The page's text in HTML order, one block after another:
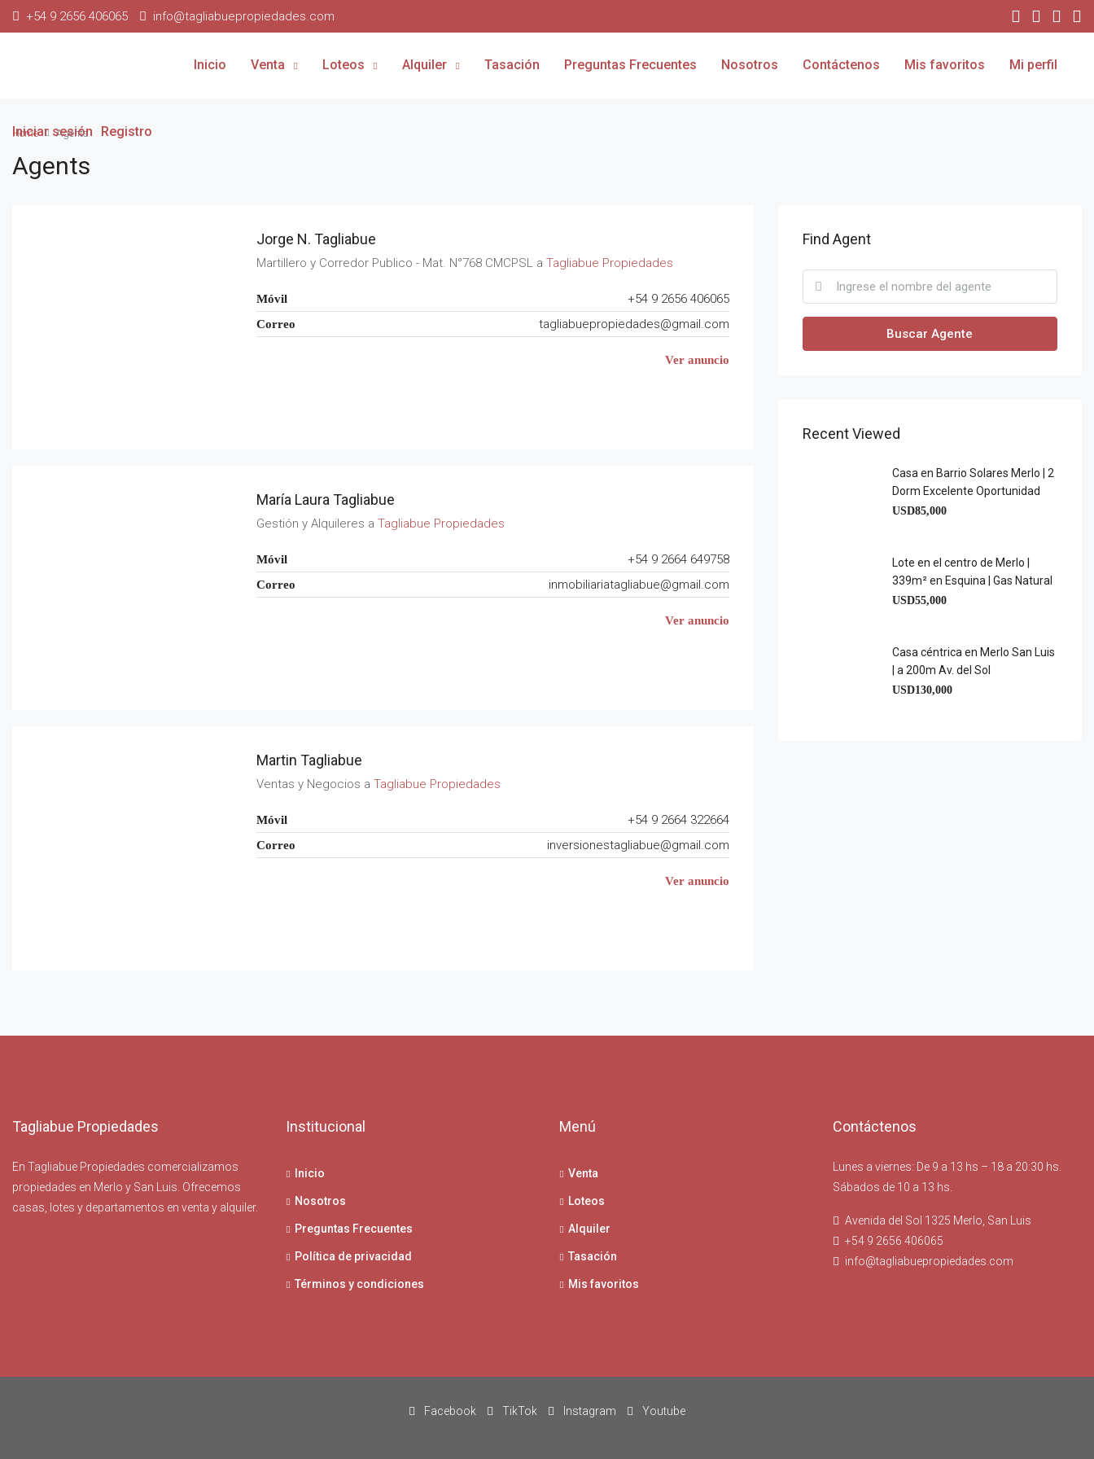
+54 9 2656 406065 info@tagliabuepropiedades.com
Inicio Venta Loteos Alquiler Tasación Preguntas Frecuentes Nosotros Contáctenos Mis favoritos Mi perfil
Iniciar sesión Registro
Home Agents
Agents
Jorge N. Tagliabue
Martillero y Corredor Publico - Mat. N°768 CMCPSL a Tagliabue Propiedades
Móvil +54 9 2656 406065
Correo tagliabuepropiedades@gmail.com
Ver anuncio
María Laura Tagliabue
Gestión y Alquileres a Tagliabue Propiedades
Móvil +54 9 2664 649758
Correo inmobiliariatagliabue@gmail.com
Ver anuncio
Martin Tagliabue
Ventas y Negocios a Tagliabue Propiedades
Móvil +54 9 2664 322664
Correo inversionestagliabue@gmail.com
Ver anuncio
Find Agent
Buscar Agente
Recent Viewed
Casa en Barrio Solares Merlo | 2
Dorm Excelente Oportunidad
USD85,000
Lote en el centro de Merlo |
339m² en Esquina | Gas Natural
USD55,000
Casa céntrica en Merlo San Luis
| a 200m Av. del Sol
USD130,000
Tagliabue Propiedades
En Tagliabue Propiedades comercializamos
propiedades en Merlo y San Luis. Ofrecemos
casas, lotes y departamentos en venta y alquiler.
Institucional
Inicio
Nosotros
Preguntas Frecuentes
Política de privacidad
Términos y condiciones
Menú
Venta
Loteos
Alquiler
Tasación
Mis favoritos
Contáctenos
Lunes a viernes: De 9 a 13 hs – 18 a 20:30 hs.
Sábados de 10 a 13 hs.
Avenida del Sol 1325 Merlo, San Luis
+54 9 2656 406065
info@tagliabuepropiedades.com
Facebook TikTok Instagram Youtube